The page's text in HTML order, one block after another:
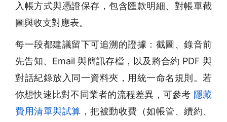
入帳方式與憑證保存，包含匯款明細、對帳單截
圖與收支對應表。
每一段都建議留下可追溯的證據：截圖、錄音前
先告知、Email 與簡訊存檔，以及將合約 PDF 與
對話紀錄放入同一資料夾，用統一命名規則。若
你想快速比對不同業者的流程差異，可參考 隱藏
費用清單與試算 ，把被動收費（如帳管、續約、